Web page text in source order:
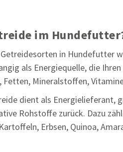
im
in Hundefutter
als Energiequelle, die
Fetten, Mineralstoffen,
dient als Energielieferant,
Rohstoffe zurück. Dazu
Erbsen, Quinoa,